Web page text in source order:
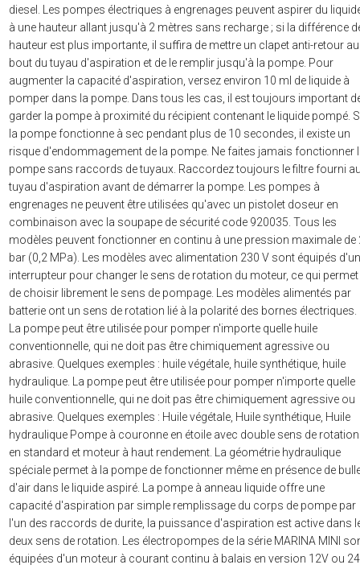
diesel. Les pompes électriques à engrenages peuvent aspirer du
à une hauteur allant jusqu'à 2 mètres sans recharge ; si la différence
hauteur est plus importante, il suffira de mettre un clapet anti-retour au
bout du tuyau d'aspiration et de le remplir jusqu'à la pompe. Pour
augmenter la capacité d'aspiration, versez environ 10 ml de liquide à
pomper dans la pompe. Dans tous les cas, il est toujours important
garder la pompe à proximité du récipient contenant le liquide pompé.
la pompe fonctionne à sec pendant plus de 10 secondes, il existe un
risque d'endommagement de la pompe. Ne faites jamais fonctionner
pompe sans raccords de tuyaux. Raccordez toujours le filtre fourni
tuyau d'aspiration avant de démarrer la pompe. Les pompes à
engrenages ne peuvent être utilisées qu'avec un pistolet doseur en
combinaison avec la soupape de sécurité code 920035. Tous les
modèles peuvent fonctionner en continu à une pression maximale de
bar (0,2 MPa). Les modèles avec alimentation 230 V sont équipés d'un
interrupteur pour changer le sens de rotation du moteur, ce qui permet
de choisir librement le sens de pompage. Les modèles alimentés par
batterie ont un sens de rotation lié à la polarité des bornes électriques.
La pompe peut être utilisée pour pomper n'importe quelle huile
conventionnelle, qui ne doit pas être chimiquement agressive ou
abrasive. Quelques exemples : huile végétale, huile synthétique, huile
hydraulique. La pompe peut être utilisée pour pomper n'importe quelle
huile conventionnelle, qui ne doit pas être chimiquement agressive ou
abrasive. Quelques exemples : Huile végétale, Huile synthétique, Huile
hydraulique Pompe à couronne en étoile avec double sens de rotation
en standard et moteur à haut rendement. La géométrie hydraulique
spéciale permet à la pompe de fonctionner même en présence de
d'air dans le liquide aspiré. La pompe à anneau liquide offre une
capacité d'aspiration par simple remplissage du corps de pompe par
l'un des raccords de durite, la puissance d'aspiration est active dans
deux sens de rotation. Les électropompes de la série MARINA MINI
équipées d'un moteur à courant continu à balais en version 12V ou